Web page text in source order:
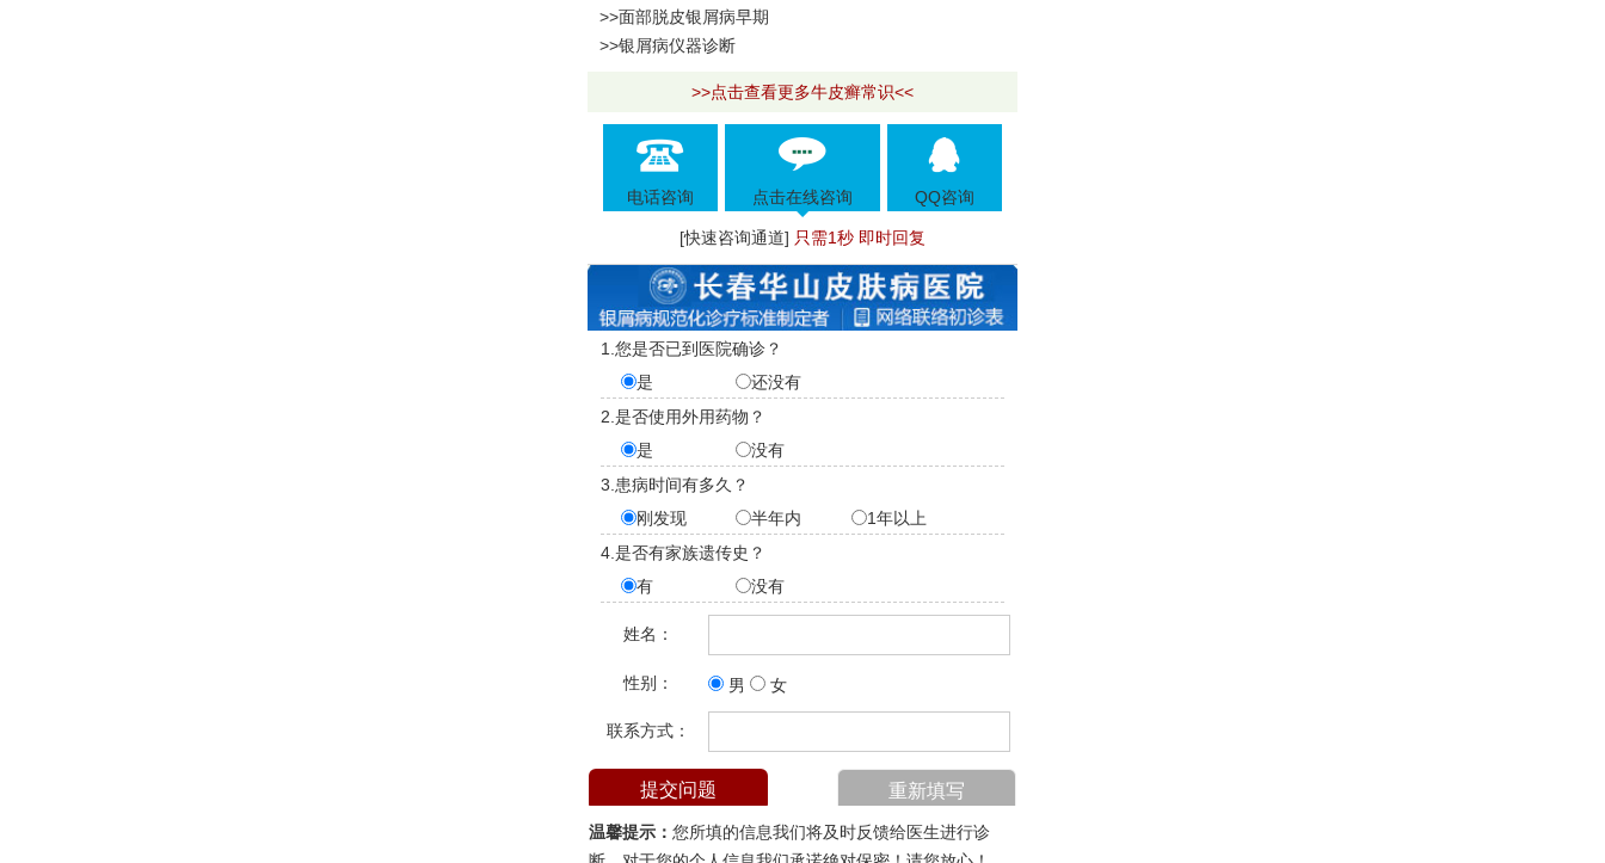
>>面部脱皮银屑病早期
>>银屑病仪器诊断
>>点击查看更多牛皮癣常识<<
电话咨询 点击在线咨询 QQ咨询
[快速咨询通道] 只需1秒 即时回复
1.您是否已到医院确诊？
是
还没有
2.是否使用外用药物？
是
没有
3.患病时间有多久？
刚发现
半年内
1年以上
4.是否有家族遗传史？
有
没有
姓名：
性别： 男 女
联系方式：
温馨提示： 您所填的信息我们将及时反馈给医生进行诊